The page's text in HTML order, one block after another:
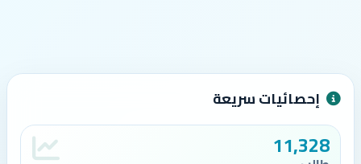
إحصائيات سريعة
11,328